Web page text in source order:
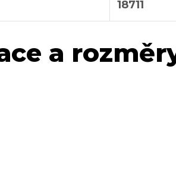
18711
a